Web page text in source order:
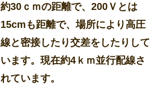
約30ｃｍの距離で、200Ｖとは
15cmも距離で、場所により高圧
線と密接したり交差をしたりして
います。現在約4ｋｍ並行配線さ
れています。